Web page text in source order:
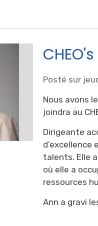
Posté sur
Nous avons
joindra au
Dirigeante
talents. Elle
où elle a
ressources
Ann a gravi